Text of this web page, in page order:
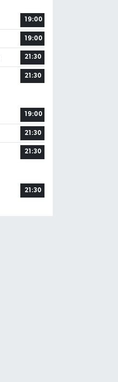
19:00
19:00
21:30
21:30
19:00
21:30
21:30
21:30